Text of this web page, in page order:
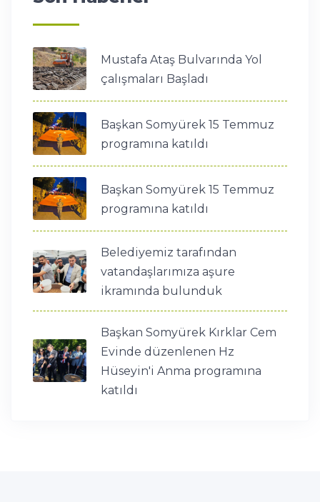
Mustafa Ataş Bulvarında Yol
çalışmaları Başladı
Başkan Somyürek 15 Temmuz
programına katıldı
Başkan Somyürek 15 Temmuz
programına katıldı
Belediyemiz tarafından
vatandaşlarımıza aşure
ikramında bulunduk
Başkan Somyürek Kırklar Cem
Evinde düzenlenen Hz
Hüseyin'i Anma programına
katıldı